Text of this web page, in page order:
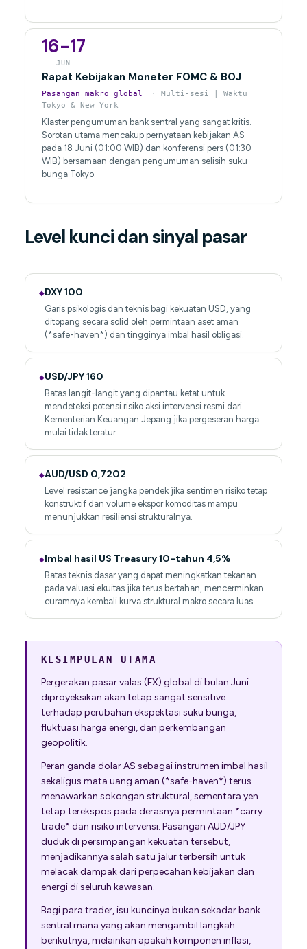
16-17
JUN
Rapat Kebijakan Moneter FOMC & BOJ
Pasangan makro global
· Multi-sesi | Waktu
Tokyo & New York
Klaster pengumuman bank sentral yang sangat kritis.
Sorotan utama mencakup pernyataan kebijakan AS
pada 18 Juni (01:00 WIB) dan konferensi pers (01:30
WIB) bersamaan dengan pengumuman selisih suku
bunga Tokyo.
Level kunci dan sinyal pasar
◆DXY 100
Garis psikologis dan teknis bagi kekuatan USD, yang
ditopang secara solid oleh permintaan aset aman
(*safe-haven*) dan tingginya imbal hasil obligasi.
◆USD/JPY 160
Batas langit-langit yang dipantau ketat untuk
mendeteksi potensi risiko aksi intervensi resmi dari
Kementerian Keuangan Jepang jika pergeseran harga
mulai tidak teratur.
◆AUD/USD 0,7202
Level resistance jangka pendek jika sentimen risiko tetap
konstruktif dan volume ekspor komoditas mampu
menunjukkan resiliensi strukturalnya.
◆Imbal hasil US Treasury 10-tahun 4,5%
Batas teknis dasar yang dapat meningkatkan tekanan
pada valuasi ekuitas jika terus bertahan, mencerminkan
curamnya kembali kurva struktural makro secara luas.
KESIMPULAN UTAMA
Pergerakan pasar valas (FX) global di bulan Juni
diproyeksikan akan tetap sangat sensitive
terhadap perubahan ekspektasi suku bunga,
fluktuasi harga energi, dan perkembangan
geopolitik.
Peran ganda dolar AS sebagai instrumen imbal hasil
sekaligus mata uang aman (*safe-haven*) terus
menawarkan sokongan struktural, sementara yen
tetap terekspos pada derasnya permintaan *carry
trade* dan risiko intervensi. Pasangan AUD/JPY
duduk di persimpangan kekuatan tersebut,
menjadikannya salah satu jalur terbersih untuk
melacak dampak dari perpecahan kebijakan dan
energi di seluruh kawasan.
Bagi para trader, isu kuncinya bukan sekadar bank
sentral mana yang akan mengambil langkah
berikutnya, melainkan apakah komponen inflasi,